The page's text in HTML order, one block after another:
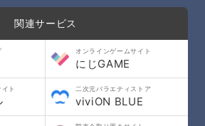
関連サービス
オンラインゲームサイト
にじGAME
ト 二次元バラエティストア
viviON BLUE